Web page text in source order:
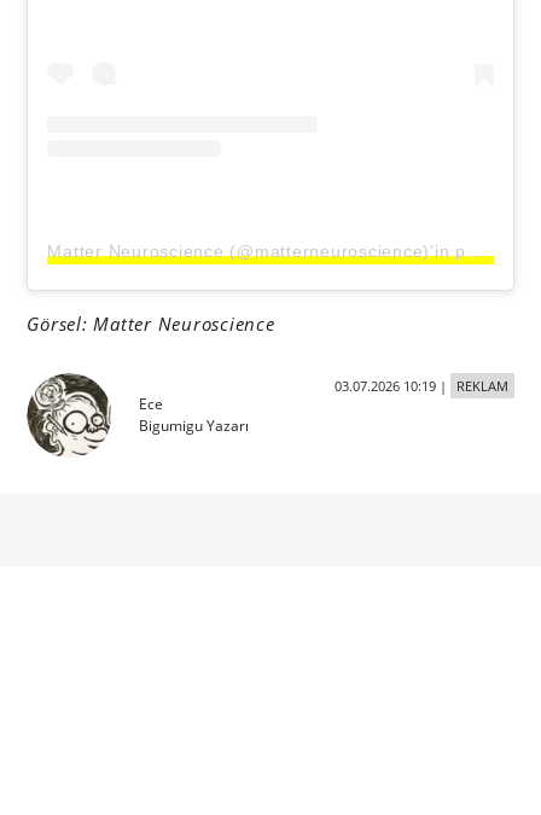
Görsel: Matter Neuroscience
Ece
Bigumigu Yazarı
03.07.2026 10:19| REKLAM